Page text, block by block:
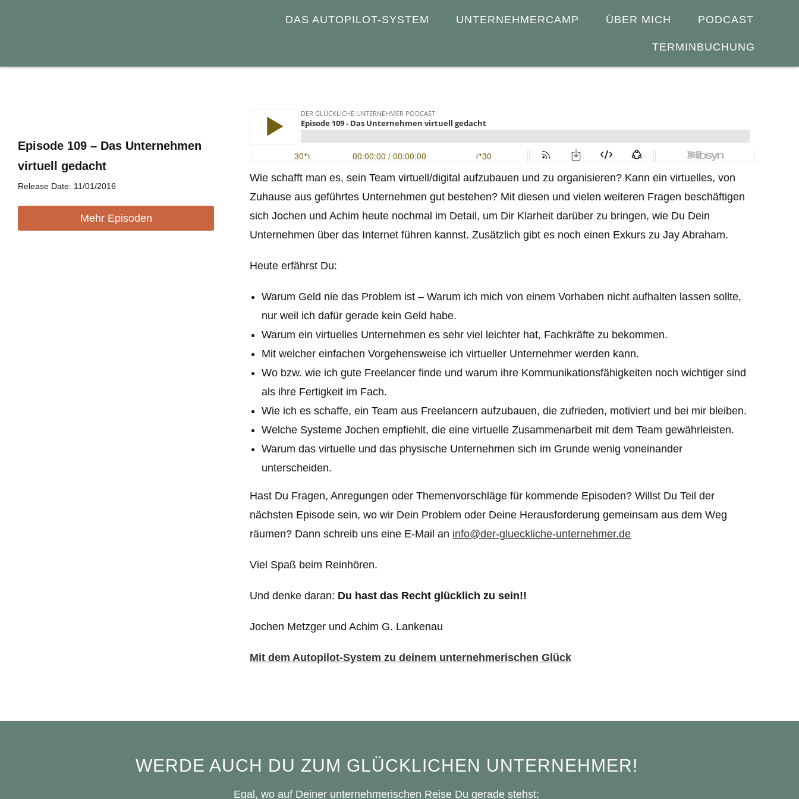
DAS AUTOPILOT-SYSTEM UNTERNEHMERCAMP ÜBER MICH PODCAST
TERMINBUCHUNG
Episode 109 – Das Unternehmen
virtuell gedacht
Release Date: 11/01/2016
Mehr Episoden
Wie schafft man es, sein Team virtuell/digital aufzubauen und zu organisieren? Kann ein virtuelles, von
Zuhause aus geführtes Unternehmen gut bestehen? Mit diesen und vielen weiteren Fragen beschäftigen
sich Jochen und Achim heute nochmal im Detail, um Dir Klarheit darüber zu bringen, wie Du Dein
Unternehmen über das Internet führen kannst. Zusätzlich gibt es noch einen Exkurs zu Jay Abraham.
Heute erfährst Du:
Warum Geld nie das Problem ist – Warum ich mich von einem Vorhaben nicht aufhalten lassen sollte,
nur weil ich dafür gerade kein Geld habe.
Warum ein virtuelles Unternehmen es sehr viel leichter hat, Fachkräfte zu bekommen.
Mit welcher einfachen Vorgehensweise ich virtueller Unternehmer werden kann.
Wo bzw. wie ich gute Freelancer finde und warum ihre Kommunikationsfähigkeiten noch wichtiger sind
als ihre Fertigkeit im Fach.
Wie ich es schaffe, ein Team aus Freelancern aufzubauen, die zufrieden, motiviert und bei mir bleiben.
Welche Systeme Jochen empfiehlt, die eine virtuelle Zusammenarbeit mit dem Team gewährleisten.
Warum das virtuelle und das physische Unternehmen sich im Grunde wenig voneinander
unterscheiden.
Hast Du Fragen, Anregungen oder Themenvorschläge für kommende Episoden? Willst Du Teil der
nächsten Episode sein, wo wir Dein Problem oder Deine Herausforderung gemeinsam aus dem Weg
räumen? Dann schreib uns eine E-Mail an info@der-glueckliche-unternehmer.de
Viel Spaß beim Reinhören.
Und denke daran: Du hast das Recht glücklich zu sein!!
Jochen Metzger und Achim G. Lankenau
Mit dem Autopilot-System zu deinem unternehmerischen Glück
WERDE AUCH DU ZUM GLÜCKLICHEN UNTERNEHMER!
Egal, wo auf Deiner unternehmerischen Reise Du gerade stehst: